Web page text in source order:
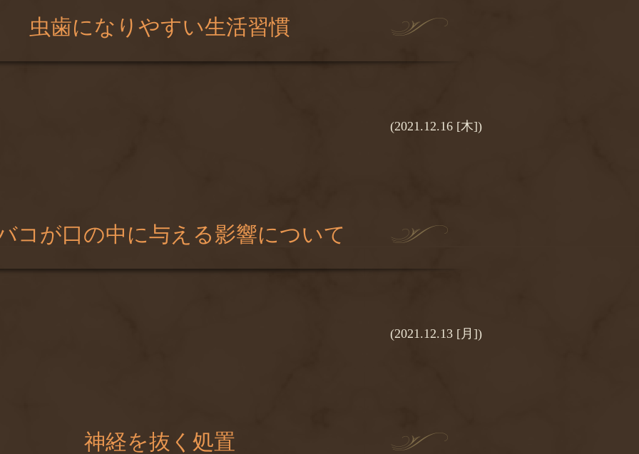
虫歯になりやすい生活習慣
(2021.12.16 [木])
コが口の中に与える影響について
(2021.12.13 [月])
神経を抜く処置